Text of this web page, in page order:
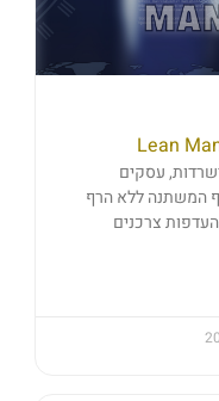
עסקים
המשתנה ללא הרף
צרכנים